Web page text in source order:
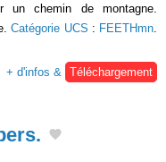
chemin de montagne.
Catégorie UCS : FEETHmn
+ d'infos &
Téléchargement